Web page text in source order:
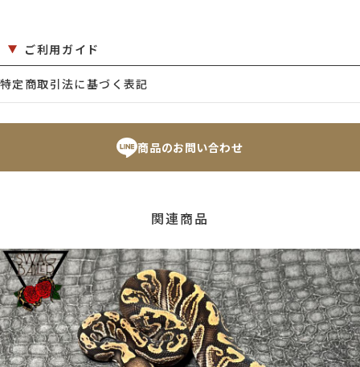
ご利用ガイド
特定商取引法に基づく表記
商品のお問い合わせ
関連商品